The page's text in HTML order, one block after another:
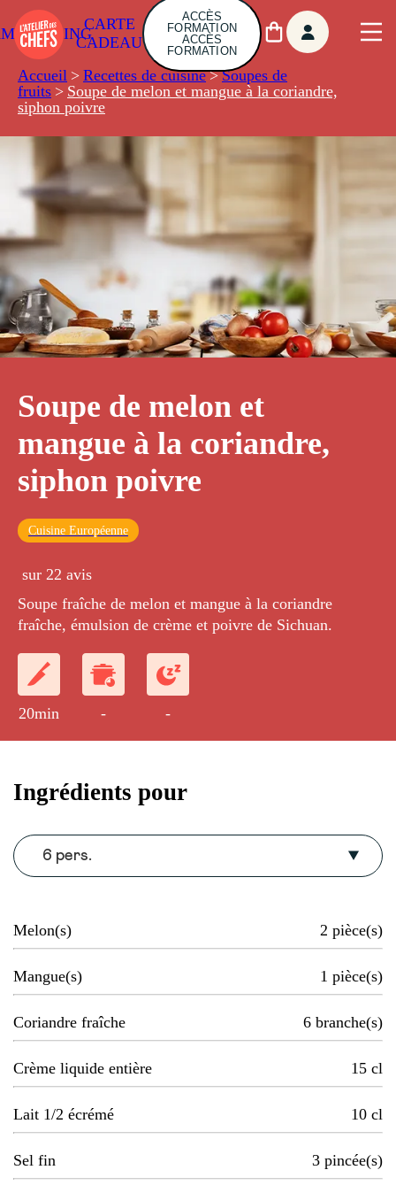
CARTE
CADEAU
ACCÈS
FORMATION
ACCÈS
FORMATION
Accueil > Recettes de cuisine > Soupes de
fruits > Soupe de melon et mangue à la coriandre,
siphon poivre
Soupe de melon et
mangue à la coriandre,
siphon poivre
Cuisine Européenne
sur 22 avis
Soupe fraîche de melon et mangue à la coriandre
fraîche, émulsion de crème et poivre de Sichuan.
20min - -
Ingrédients pour
6 pers.
Melon(s) 2 pièce(s)
Mangue(s) 1 pièce(s)
Coriandre fraîche 6 branche(s)
Crème liquide entière 15 cl
Lait 1/2 écrémé 10 cl
Sel fin 3 pincée(s)